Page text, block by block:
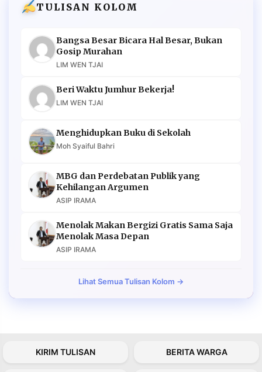
TULISAN KOLOM
Bangsa Besar Bicara Hal Besar, Bukan
Gosip Murahan
LIM WEN TJAI
Beri Waktu Jumhur Bekerja!
LIM WEN TJAI
Menghidupkan Buku di Sekolah
Moh Syaiful Bahri
MBG dan Perdebatan Publik yang
Kehilangan Argumen
ASIP IRAMA
Menolak Makan Bergizi Gratis Sama Saja
Menolak Masa Depan
ASIP IRAMA
Lihat Semua Tulisan Kolom →
KIRIM TULISAN BERITA WARGA